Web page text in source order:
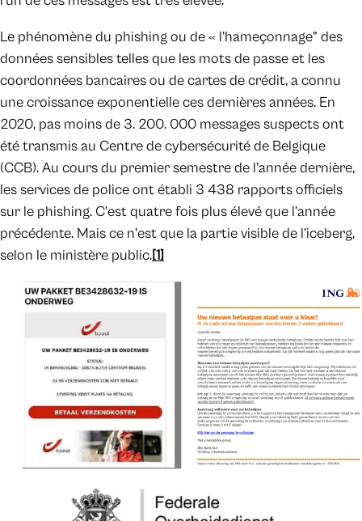
Le phénomène du phishing ou de « l’hameçonnage” des
données sensibles telles que les mots de passe et les
coordonnées bancaires ou de cartes de crédit, a connu
une croissance exponentielle ces dernières années. En
2020, pas moins de 3. 200. 000 messages suspects ont
été transmis au Centre de cybersécurité de Belgique
(CCB). Au cours du premier semestre de l’année dernière,
les services de police ont établi 3 438 rapports officiels
sur le phishing. C’est quatre fois plus élevé que l’année
précédente. Mais ce n’est que la partie visible de l’iceberg,
selon le ministère public.[1]